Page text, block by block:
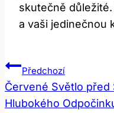
skutečně
a vaši jedinečnou
Navigace
Pro
Předchozí
Červené Světlo před
Hlubokého